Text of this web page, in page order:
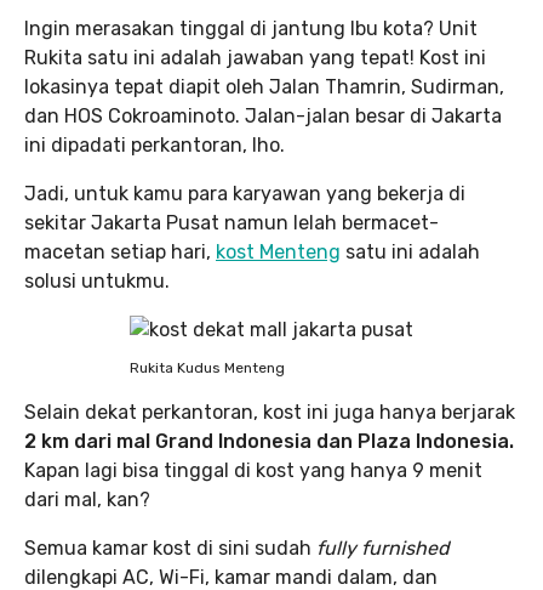
Ingin merasakan tinggal di jantung Ibu kota? Unit
Rukita satu ini adalah jawaban yang tepat! Kost ini
lokasinya tepat diapit oleh Jalan Thamrin, Sudirman,
dan HOS Cokroaminoto. Jalan-jalan besar di Jakarta
ini dipadati perkantoran, lho.
Jadi, untuk kamu para karyawan yang bekerja di
sekitar Jakarta Pusat namun lelah bermacet-
macetan setiap hari, kost Menteng satu ini adalah
solusi untukmu.
Rukita Kudus Menteng
Selain dekat perkantoran, kost ini juga hanya berjarak
2 km dari mal Grand Indonesia dan Plaza Indonesia.
Kapan lagi bisa tinggal di kost yang hanya 9 menit
dari mal, kan?
Semua kamar kost di sini sudah fully furnished
dilengkapi AC, Wi-Fi, kamar mandi dalam, dan